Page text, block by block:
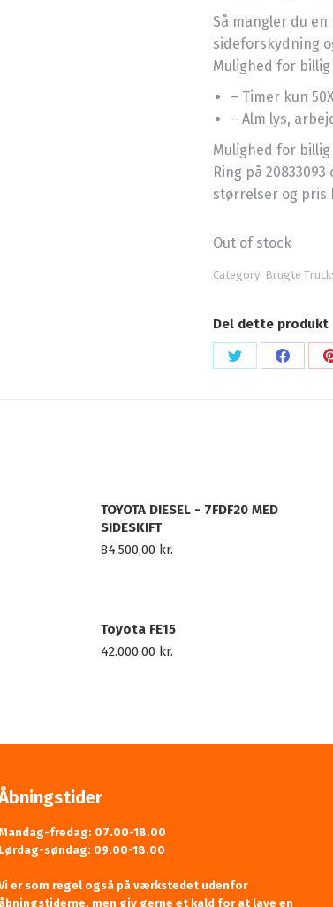
Så mangler du
sideforskydning
Mulighed for
– Timer kun
– Alm lys,
Mulighed for
Ring på
størrelser og pris
Out of stock
Category: Brugte
Del dette produkt
Share Share
TOYOTA DIESEL - 7FDF20 MED
SIDESKIFT
84.500,00 kr.
Toyota FE15
42.000,00 kr.
fredag: 07.00-18.00
Lørdag-søndag: 09.00-18.00
er som regel også på værkstedet udenfor
åbningstiderne, men giv gerne et kald for at lave en